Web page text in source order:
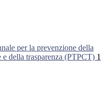
per la prevenzione della
e della trasparenza (PTPCT) 1